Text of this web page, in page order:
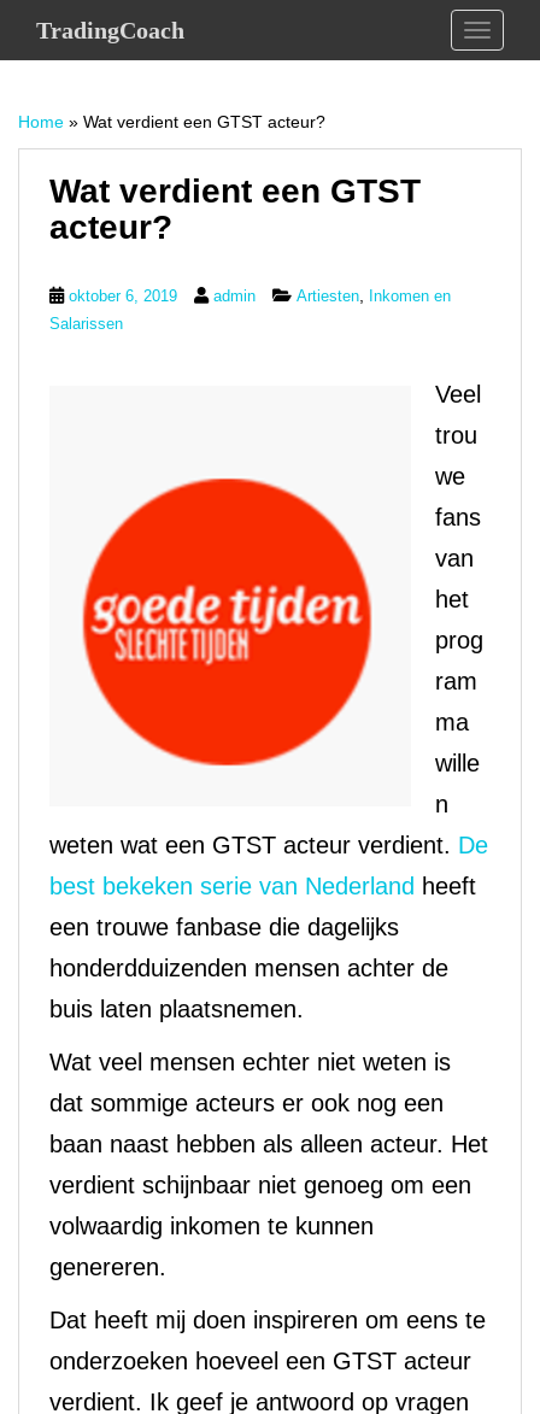
TradingCoach
Home » Wat verdient een GTST acteur?
Wat verdient een GTST
acteur?
oktober 6, 2019 admin Artiesten
Inkomen en
Salarissen
Veel
trou
we
fans
van
het
prog
ram
ma
wille
n
weten wat een GTST acteur verdient. De
best bekeken serie van Nederland heeft
een trouwe fanbase die dagelijks
honderdduizenden mensen achter de
buis laten plaatsnemen.
Wat veel mensen echter niet weten is
dat sommige acteurs er ook nog een
baan naast hebben als alleen acteur. Het
verdient schijnbaar niet genoeg om een
volwaardig inkomen te kunnen
genereren.
Dat heeft mij doen inspireren om eens te
onderzoeken hoeveel een GTST acteur
verdient. Ik geef je antwoord op vragen